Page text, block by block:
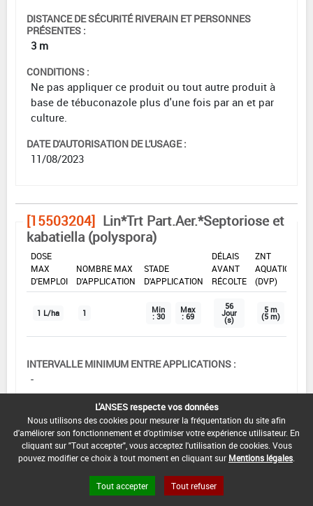
DISTANCE DE SÉCURITÉ RIVERAIN ET PERSONNES
PRÉSENTES :
3 m
CONDITIONS :
Ne pas appliquer ce produit ou tout autre produit à
base de tébuconazole plus d'une fois par an et par
culture.
DATE D'AUTORISATION DE L'USAGE :
11/08/2023
[15503204] Lin*Trt Part.Aer.*Septoriose et
kabatiella (polyspora)
DOSE
MAX
D'EMPLOI
NOMBRE MAX
D'APPLICATION
STADE
D'APPLICATION
DÉLAIS
AVANT
RÉCOLTE
ZNT
AQUATIQUE
(DVP)
1 L/ha 1 Min
: 30
Max
: 69
56
Jour
(s)
5 m
(5 m)
INTERVALLE MINIMUM ENTRE APPLICATIONS :
-
DISTANCE DE SÉCURITÉ RIVERAIN ET PERSONNES
PRÉSENTES :
3 m
CONDITIONS :
Ne pas appliquer ce produit ou tout autre produit à
base de tébuconazole plus d'une fois par an et par
L'ANSES respecte vos données
Nous utilisons des cookies pour mesurer la fréquentation du site afin
d'améliorer son fonctionnement et d'optimiser votre expérience utilisateur. En
cliquant sur "Tout accepter", vous acceptez l'utilisation de cookies. Vous
pouvez modifier ce choix à tout moment en cliquant sur Mentions légales
Tout accepter Tout refuser